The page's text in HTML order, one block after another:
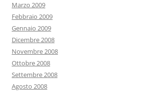
Marzo 2009
Febbraio 2009
Gennaio 2009
Dicembre 2008
Novembre 2008
Ottobre 2008
Settembre 2008
Agosto 2008